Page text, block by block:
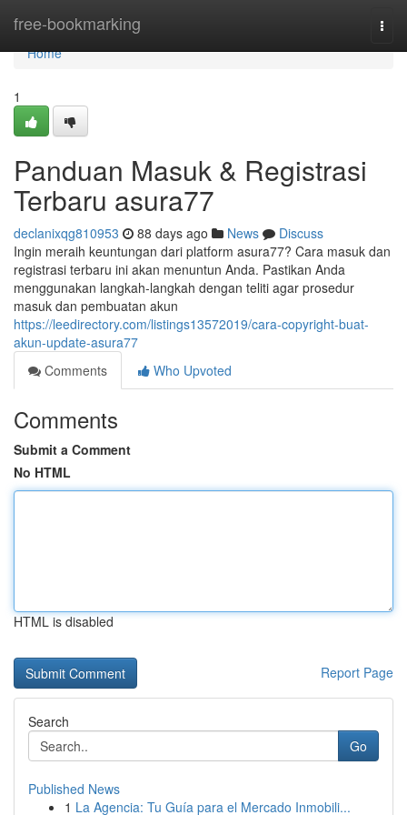
free-bookmarking
Home
Home
1
Panduan Masuk & Registrasi
Terbaru asura77
declanixqg810953 88 days ago News
Discuss
Ingin meraih keuntungan dari platform asura77? Cara masuk dan
registrasi terbaru ini akan menuntun Anda. Pastikan Anda
menggunakan langkah-langkah dengan teliti agar prosedur
masuk dan pembuatan akun
https://leedirectory.com/listings13572019/cara-copyright-buat-
akun-update-asura77
Comments
Who Upvoted
Comments
Submit a Comment
No HTML
HTML is disabled
Report Page
Search
Go
Published News
1 La Agencia: Tu Guía para el Mercado Inmobili...